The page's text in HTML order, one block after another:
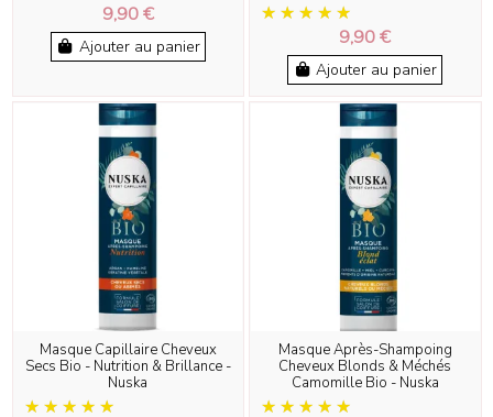
9,90 €
Ajouter au panier 9,90 €
Ajouter au panier
Masque Capillaire Cheveux
Secs Bio - Nutrition & Brillance -
Nuska
Masque Après-Shampoing
Cheveux Blonds & Méchés
Camomille Bio - Nuska